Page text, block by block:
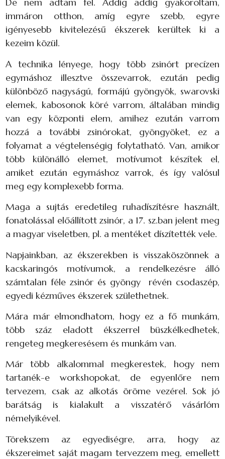
De nem adtam fel. Addig addig gyakoroltam,
immáron otthon, amíg egyre szebb, egyre
igényesebb kivitelezésű ékszerek kerültek ki a
kezeim közül.
A technika lényege, hogy több zsinórt precízen
egymáshoz illesztve összevarrok, ezután pedig
különböző nagyságú, formájú gyöngyök, swarovski
elemek, kabosonok köré varrom, általában mindig
van egy központi elem, amihez ezután varrom
hozzá a további zsinórokat, gyöngyöket, ez a
folyamat a végtelenségig folytatható. Van, amikor
több különálló elemet, motívumot készítek el,
amiket ezután egymáshoz varrok, és így valósul
meg egy komplexebb forma.
Maga a sujtás eredetileg ruhadíszítésre használt,
fonatolással előállított zsinór, a 17. sz.ban jelent meg
a magyar viseletben, pl. a mentéket díszítették vele.
Napjainkban, az ékszerekben is visszaköszönnek a
kacskaringós motívumok, a rendelkezésre álló
számtalan féle zsinór és gyöngy révén csodaszép,
egyedi kézműves ékszerek születhetnek.
Mára már elmondhatom, hogy ez a fő munkám,
több száz eladott ékszerrel büszkélkedhetek,
rengeteg megkeresésem és munkám van.
Már több alkalommal megkerestek, hogy nem
tartanék-e workshopokat, de egyenlőre nem
tervezem, csak az alkotás öröme vezérel. Sok jó
barátság is kialakult a visszatérő vásárlóm
némelyikével.
Törekszem az egyediségre, arra, hogy az
ékszereimet saját magam tervezzem meg, emellett